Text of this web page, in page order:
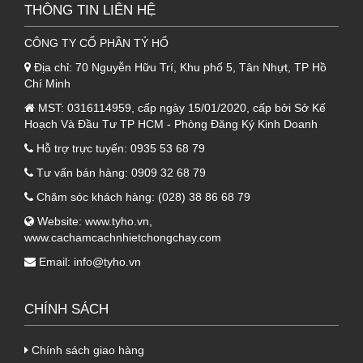
Nhờ cấu tạo đặc biệt nên sản phẩm mang lại
thể như:
2.1. Khả năng cách âm vô cùng hiệu quả
- Đây là một trong những ưu điểm nổi bật nhất
của tấm cách nhiệt, tiêu âm này. Sản phẩm
với các lỗ tròn có đường kính 0.4mm giúp âm
thanh dễ dàng thẩm thấu và lọt qua. Nhờ vậy
làm giảm thiểu tối đa khả năng lan truyền âm
thanh qua kết cấu.
2.2. Khả năng cách nhiệt, chống cháy tối
ưu
- Sản phẩm có hệ số dẫn nhiệt thấp, có khả
THÔNG TIN LIÊN HỆ
CÔNG TY CỔ PHẦN TỶ HỔ
Địa chỉ: 70 Nguyễn Hữu Trí, Khu phố 5, Tân Nhựt, TP Hồ
Chí Minh
MST: 0316114959, cấp ngày 15/01/2020, cấp bởi Sở Kế
Hoạch Và Đầu Tư TP HCM - Phòng Đăng Ký Kinh Doanh
Hỗ trợ trực tuyến: 0935 53 68 79
Tư vấn bán hàng: 0909 32 68 79
Chăm sóc khách hàng: (028) 38 86 68 79
Website: www.tyho.vn
www.cachamcachnhietchongchay.com
Email: info@tyho.vn
CHÍNH SÁCH
Chính sách giao hàng